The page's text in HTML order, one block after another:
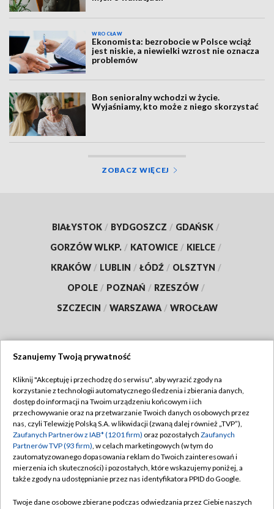
WROCŁAW
Ekonomista: bezrobocie w Polsce wciąż
jest niskie, a niewielki wzrost nie oznacza
problemów
Bon senioralny wchodzi w życie.
Wyjaśniamy, kto może z niego skorzystać
ZOBACZ WIĘCEJ
BIAŁYSTOK / BYDGOSZCZ / GDAŃSK /
GORZÓW WLKP. / KATOWICE / KIELCE /
KRAKÓW / LUBLIN / ŁÓDŹ / OLSZTYN /
OPOLE / POZNAŃ / RZESZÓW /
SZCZECIN / WARSZAWA / WROCŁAW
TVP
Abonament TVP
Emisja w TVP
Centrum informacji TVP
Naziemna Telewizja Cyfrowa
Regulamin TVP
Polityka prywatności
Moje zgody
Pomoc
Szanujemy Twoją prywatność
Kliknij "Akceptuję i przechodzę do serwisu", aby wyrazić zgody na
korzystanie z technologii automatycznego śledzenia i zbierania danych,
dostęp do informacji na Twoim urządzeniu końcowym i ich
przechowywanie oraz na przetwarzanie Twoich danych osobowych przez
nas, czyli Telewizję Polską S.A. w likwidacji (zwaną dalej również „TVP”),
Zaufanych Partnerów z IAB* (1201 firm) oraz pozostałych Zaufanych
Partnerów TVP (93 firm), w celach marketingowych (w tym do
zautomatyzowanego dopasowania reklam do Twoich zainteresowań i
mierzenia ich skuteczności) i pozostałych, które wskazujemy poniżej, a
także zgody na udostępnianie przez nas identyfikatora PPID do Google.
Twoje dane osobowe zbierane podczas odwiedzania przez Ciebie naszych